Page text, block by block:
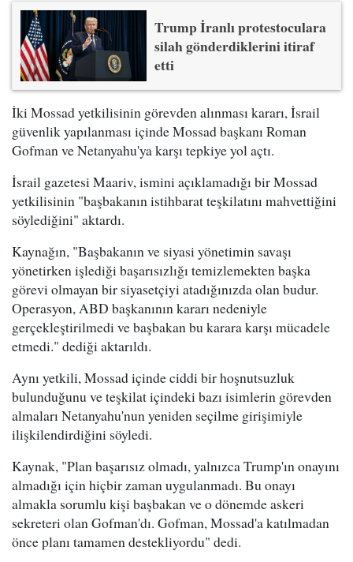
Trump İranlı protestoculara
silah gönderdiklerini itiraf
etti
İki Mossad yetkilisinin görevden alınması kararı, İsrail
güvenlik yapılanması içinde Mossad başkanı Roman
Gofman ve Netanyahu'ya karşı tepkiye yol açtı.
İsrail gazetesi Maariv, ismini açıklamadığı bir Mossad
yetkilisinin "başbakanın istihbarat teşkilatını mahvettiğini
söylediğini" aktardı.
Kaynağın, "Başbakanın ve siyasi yönetimin savaşı
yönetirken işlediği başarısızlığı temizlemekten başka
görevi olmayan bir siyasetçiyi atadığınızda olan budur.
Operasyon, ABD başkanının kararı nedeniyle
gerçekleştirilmedi ve başbakan bu karara karşı mücadele
etmedi." dediği aktarıldı.
Aynı yetkili, Mossad içinde ciddi bir hoşnutsuzluk
bulunduğunu ve teşkilat içindeki bazı isimlerin görevden
almaları Netanyahu'nun yeniden seçilme girişimiyle
ilişkilendirdiğini söyledi.
Kaynak, "Plan başarısız olmadı, yalnızca Trump'ın onayını
almadığı için hiçbir zaman uygulanmadı. Bu onayı
almakla sorumlu kişi başbakan ve o dönemde askeri
sekreteri olan Gofman'dı. Gofman, Mossad'a katılmadan
önce planı tamamen destekliyordu" dedi.